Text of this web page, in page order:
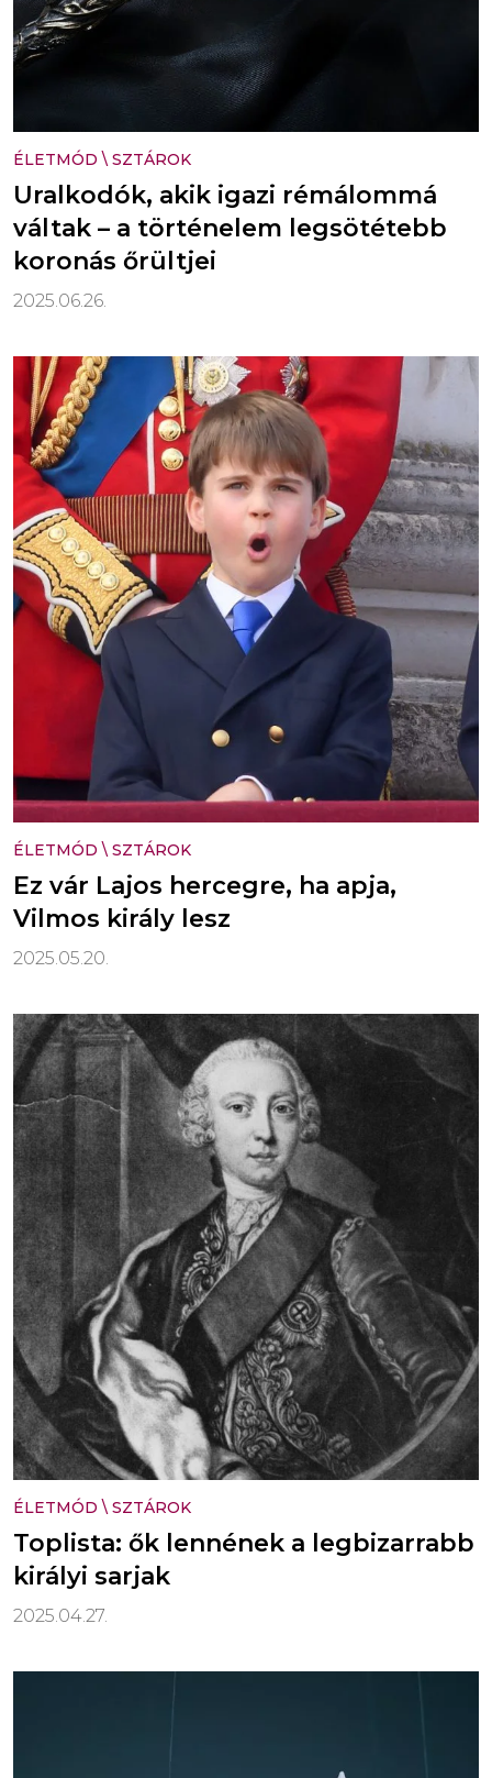
ÉLETMÓD \ SZTÁROK
Uralkodók, akik igazi rémálommá
váltak – a történelem legsötétebb
koronás őrültjei
2025.06.26.
ÉLETMÓD \ SZTÁROK
Ez vár Lajos hercegre, ha apja,
Vilmos király lesz
2025.05.20.
ÉLETMÓD \ SZTÁROK
Toplista: ők lennének a legbizarrabb
királyi sarjak
2025.04.27.